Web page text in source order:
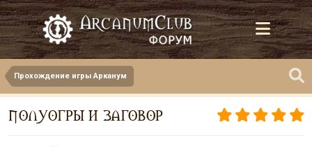
Прохождение игры Арканум
ПОЛУОГРЫ И ЗАГОВОР